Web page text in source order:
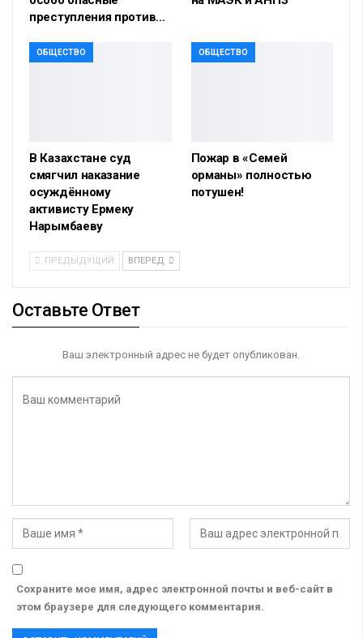
преступления против…
ОБЩЕСТВО
В Казахстане суд
смягчил наказание
осуждённому
активисту Ермеку
Нарымбаеву
ОБЩЕСТВО
Пожар в «Семей
орманы» полностью
потушен!
ПРЕДЫДУЩИЙ ВПЕРЕД
Оставьте Ответ
Ваш электронный адрес не будет опубликован.
Сохраните мое имя, адрес электронной почты и веб-сайт в
этом браузере для следующего комментария.